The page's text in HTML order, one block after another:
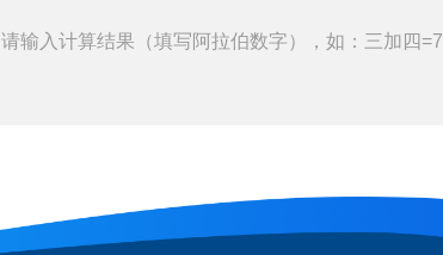
请输入计算结果（填写阿拉伯数字），如：三加四=7